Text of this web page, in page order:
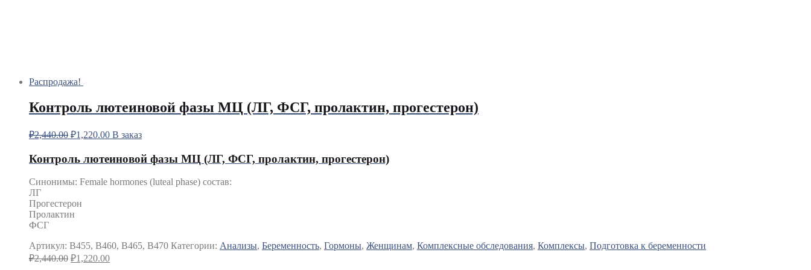
Распродажа!
Контроль лютеиновой фазы МЦ (ЛГ, ФСГ, пролактин, прогестерон)
₽2,440.00 ₽1,220.00 В заказ
Контроль лютеиновой фазы МЦ (ЛГ, ФСГ, пролактин, прогестерон)
Синонимы: Female hormones (luteal phase) состав:
ЛГ
Прогестерон
Пролактин
ФСГ
Артикул: B455, B460, B465, B470 Категории: Анализы, Беременность, Гормоны, Женщинам, Комплексные обследования, Комплексы, Подготовка к беременности
₽2,440.00 ₽1,220.00